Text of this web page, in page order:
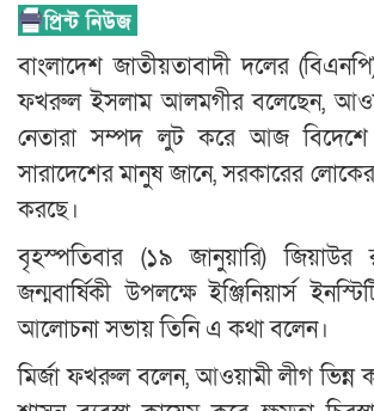
বাংলাদেশ জাতীয়তাবাদী দলের
ফখরুল ইসলাম আলমগীর বলেছেন,
নেতারা সম্পদ লুট করে আজ বিদেশে
সারাদেশের মানুষ জানে, সরকারের
করছে।
বৃহস্পতিবার (১৯ জানুয়ারি) জিয়াউর
জন্মবার্ষিকী উপলক্ষে ইঞ্জিনিয়ার্স
আলোচনা সভায় তিনি এ কথা বলেন।
মির্জা ফখরুল বলেন, আওয়ামী লীগ ভিন্ন